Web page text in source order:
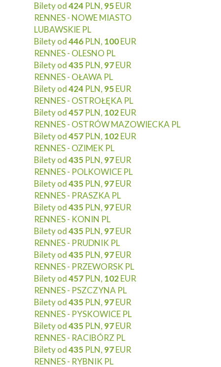
Bilety od424 PLN, 95EUR
RENNES - NOWE MIASTO
LUBAWSKIE PL
Bilety od446 PLN, 100EUR
RENNES - OLESNO PL
Bilety od435 PLN, 97EUR
RENNES - OŁAWA PL
Bilety od424 PLN, 95EUR
RENNES - OSTROŁĘKA PL
Bilety od457 PLN, 102EUR
RENNES - OSTRÓW MAZOWIECKA PL
Bilety od457 PLN, 102EUR
RENNES - OZIMEK PL
Bilety od435 PLN, 97EUR
RENNES - POLKOWICE PL
Bilety od435 PLN, 97EUR
RENNES - PRASZKA PL
Bilety od435 PLN, 97EUR
RENNES - KONIN PL
Bilety od435 PLN, 97EUR
RENNES - PRUDNIK PL
Bilety od435 PLN, 97EUR
RENNES - PRZEWORSK PL
Bilety od457 PLN, 102EUR
RENNES - PSZCZYNA PL
Bilety od435 PLN, 97EUR
RENNES - PYSKOWICE PL
Bilety od435 PLN, 97EUR
RENNES - RACIBÓRZ PL
Bilety od435 PLN, 97EUR
RENNES - RYBNIK PL